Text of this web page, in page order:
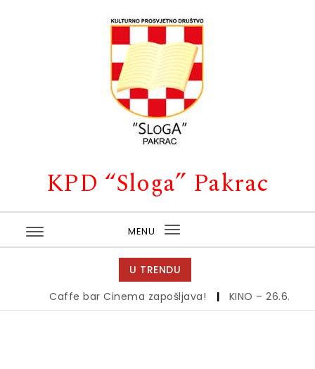
KPD “Sloga” Pakrac
MENU
Toggle
navigation
U TRENDU
Caffe bar Cinema zapošljava! | KINO – 26.6. |